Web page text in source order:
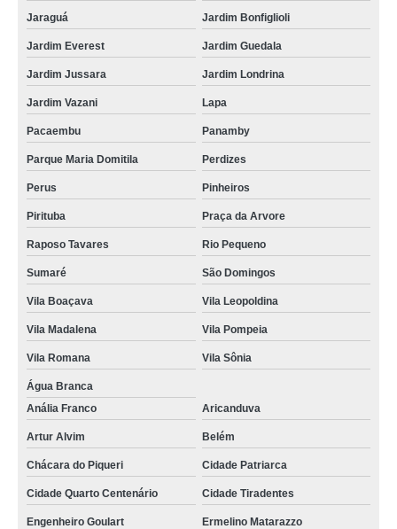
Jaraguá Jardim Bonfiglioli
Jardim Everest Jardim Guedala
Jardim Jussara Jardim Londrina
Jardim Vazani Lapa
Pacaembu Panamby
Parque Maria Domitila Perdizes
Perus Pinheiros
Pirituba Praça da Arvore
Raposo Tavares Rio Pequeno
Sumaré São Domingos
Vila Boaçava Vila Leopoldina
Vila Madalena Vila Pompeia
Vila Romana Vila Sônia
Água Branca
Anália Franco
Aricanduva
Artur Alvim Belém
Chácara do Piqueri Cidade Patriarca
Cidade Quarto Centenário Cidade Tiradentes
Engenheiro Goulart Ermelino Matarazzo